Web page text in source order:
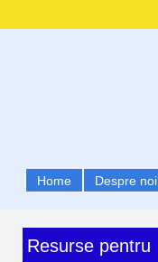
Home Despre noi
Resurse pentru